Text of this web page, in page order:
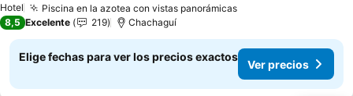
Hotel Piscina en la azotea con vistas panorámicasVer precios
8,5 Excelente 219 Chachaguí
Elige fechas para ver los precios exactos
Ver precios